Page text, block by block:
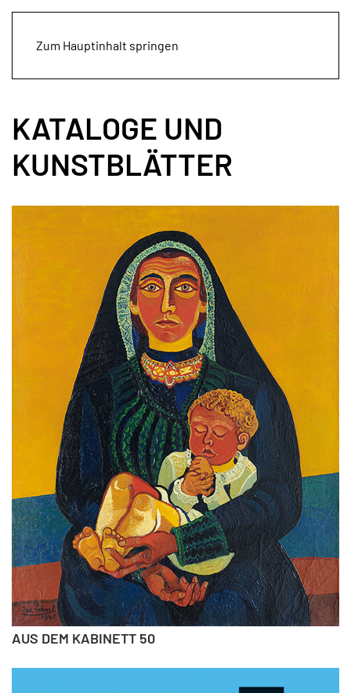
Zum Hauptinhalt springen
KATALOGE UND
KUNSTBLÄTTER
AUS DEM KABINETT 50